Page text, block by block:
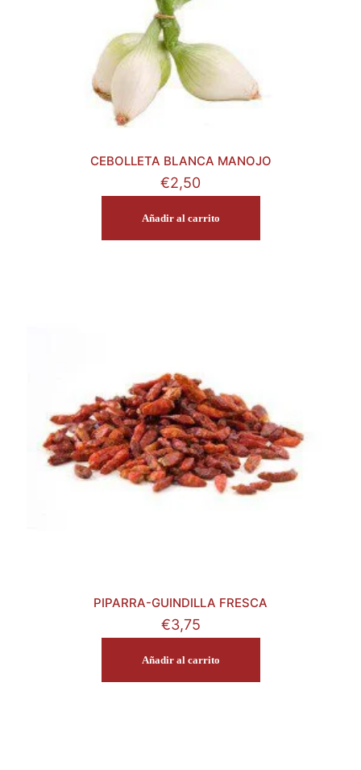
CEBOLLETA BLANCA MANOJO
€2,50
Añadir al carrito
PIPARRA-GUINDILLA FRESCA
€3,75
Añadir al carrito